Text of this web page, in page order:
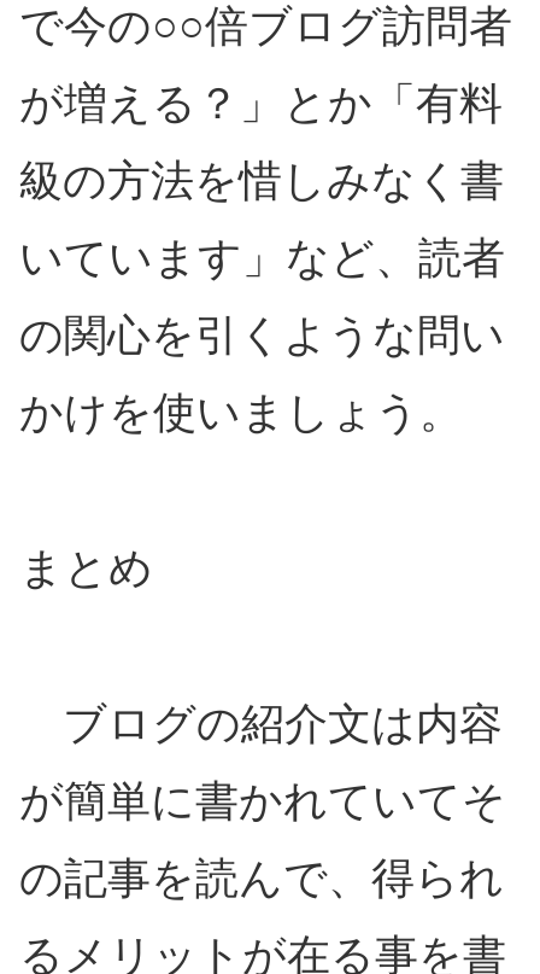
で今の○○倍ブログ訪問者
が増える？」とか「有料
級の方法を惜しみなく書
いています」など、読者
の関心を引くような問い
かけを使いましょう。
まとめ
ブログの紹介文は内容
が簡単に書かれていてそ
の記事を読んで、得られ
るメリットが在る事を書